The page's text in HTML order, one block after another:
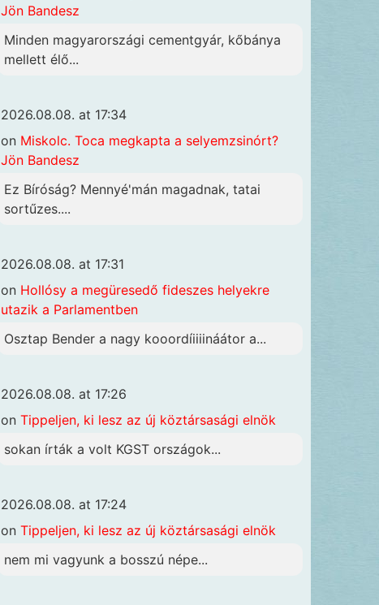
Jön Bandesz
Minden magyarországi cementgyár, kőbánya
mellett élő...
2026.08.08. at 17:34
on Miskolc. Toca megkapta a selyemzsinórt?
Jön Bandesz
Ez Bíróság? Mennyé'mán magadnak, tatai
sortűzes....
2026.08.08. at 17:31
on Hollósy a megüresedő fideszes helyekre
utazik a Parlamentben
Osztap Bender a nagy kooordíiiiináátor a...
2026.08.08. at 17:26
on Tippeljen, ki lesz az új köztársasági elnök
sokan írták a volt KGST országok...
2026.08.08. at 17:24
on Tippeljen, ki lesz az új köztársasági elnök
nem mi vagyunk a bosszú népe...